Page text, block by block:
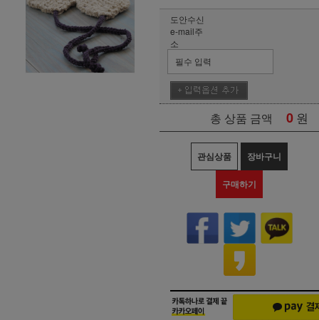
도안수신
e-mail주
소
총 상품 금액 0 원
관심상품 장바구니
구매하기